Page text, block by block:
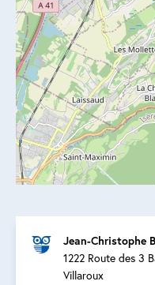
QUI SOMMES-NOUS ?
Jean-Christophe
1222 Route des 3
Villaroux